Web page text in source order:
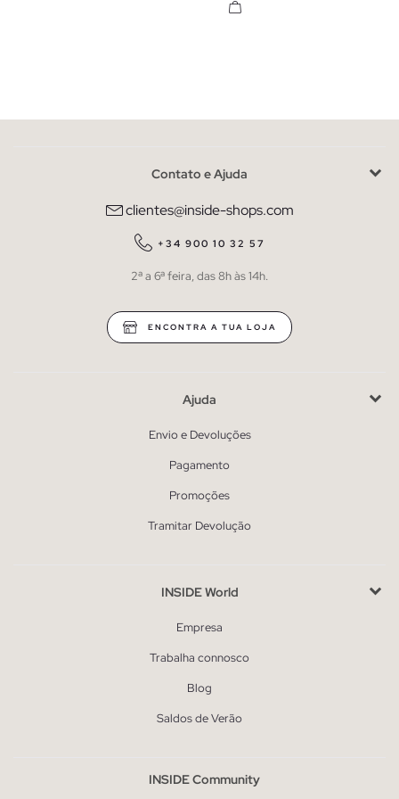
Contato e Ajuda
clientes@inside-shops.com
+34 900 10 32 57
2ª a 6ª feira, das 8h às 14h.
ENCONTRA A TUA LOJA
Ajuda
Envio e Devoluções
Pagamento
Promoções
Tramitar Devolução
INSIDE World
Empresa
Trabalha connosco
Blog
Saldos de Verão
INSIDE Community